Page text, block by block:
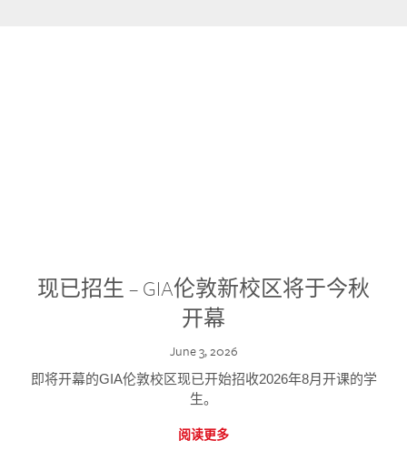
现已招生 – GIA伦敦新校区将于今秋
开幕
June 3, 2026
即将开幕的GIA伦敦校区现已开始招收2026年8月开课的学
生。
阅读更多